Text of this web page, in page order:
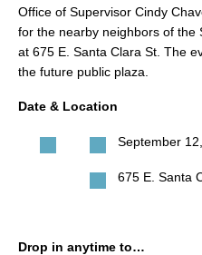
info@siliconvalleyathome.org
Office of Supervisor Cindy
for the nearby neighbors of the
at 675 E. Santa Clara St. The
the future public plaza.
Date & Location
September
675 E. Santa
Drop in anytime to…